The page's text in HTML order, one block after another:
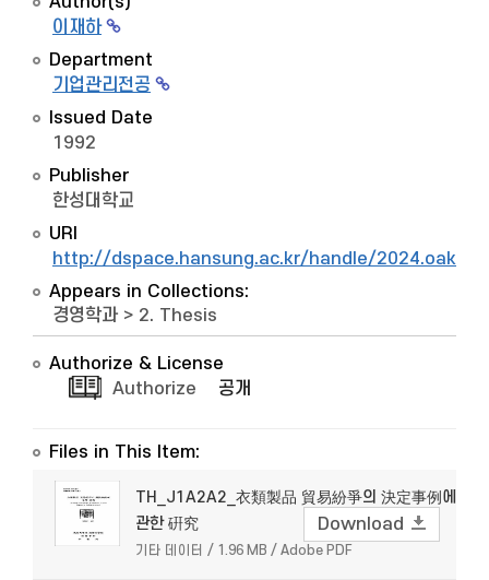
이재하
Department
기업관리전공
Issued Date
1992
Publisher
한성대학교
URI
http://dspace.hansung.ac.kr/handle/2024.oak/
Appears in Collections:
경영학과 > 2. Thesis
Authorize & License
Authorize
공개
Files in This Item:
TH_J1A2A2_衣類製品 貿易紛爭의 決定事例에
관한 硏究
기타 데이터 / 1.96 MB / Adobe PDF
Download